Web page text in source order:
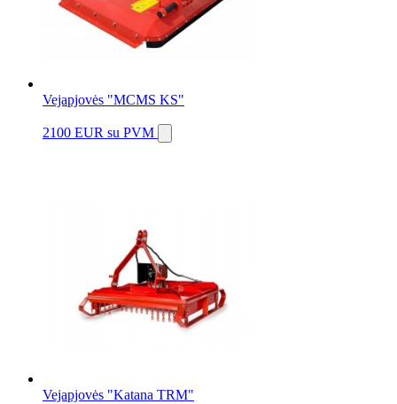
Vejapjovės "MCMS KS"
2100 EUR su PVM
Vejapjovės "Katana TRM"